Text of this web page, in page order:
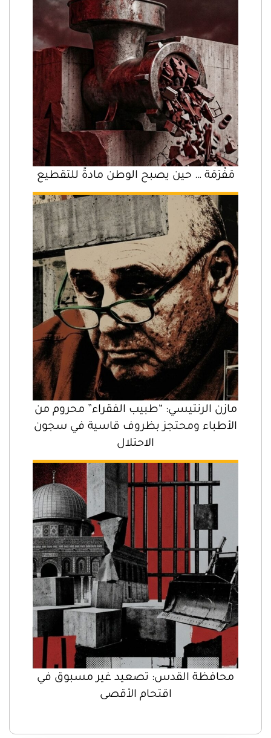
مَفْرَمَة … حين يصبح الوطن مادةً للتقطيع
مازن الرنتيسي: “طبيب الفقراء” محروم من
الأطباء ومحتجز بظروف قاسية في سجون
الاحتلال
محافظة القدس: تصعيد غير مسبوق في
اقتحام الأقصى